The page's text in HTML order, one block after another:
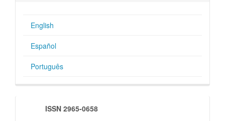
English
Español
Português
indexadores
ISSN 2965-0658